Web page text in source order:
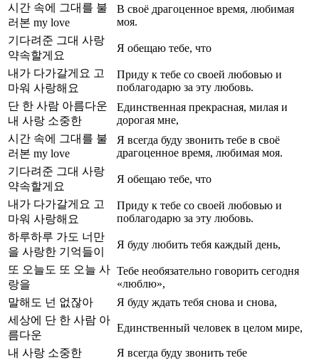
시간 속에 그대를 불
러본 my love
В своё драгоценное время, любимая
моя.
기다려준 그대 사랑
약속할게요
Я обещаю тебе, что
내가 다가갈게요 고
마워 사랑해요
Приду к тебе со своей любовью и
поблагодарю за эту любовь.
단 한 사람 아름다운
내 사랑 소중한
Единственная прекрасная, милая и
дорогая мне,
시간 속에 그대를 불
러본 my love
Я всегда буду звонить тебе в своё
драгоценное время, любимая моя.
기다려준 그대 사랑
약속할게요
Я обещаю тебе, что
내가 다가갈게요 고
마워 사랑해요
Приду к тебе со своей любовью и
поблагодарю за эту любовь.
하루하루 가도 너만
을 사랑한 기억들이
Я буду любить тебя каждый день,
또 오늘도 또 오늘 사
랑을
Тебе необязательно говорить сегодня
«люблю»,
말해도 넌 없잖아
Я буду ждать тебя снова и снова,
세상에 단 한 사람 아
름다운
Единственный человек в целом мире,
내 사랑 소중한
Я всегда буду звонить тебе